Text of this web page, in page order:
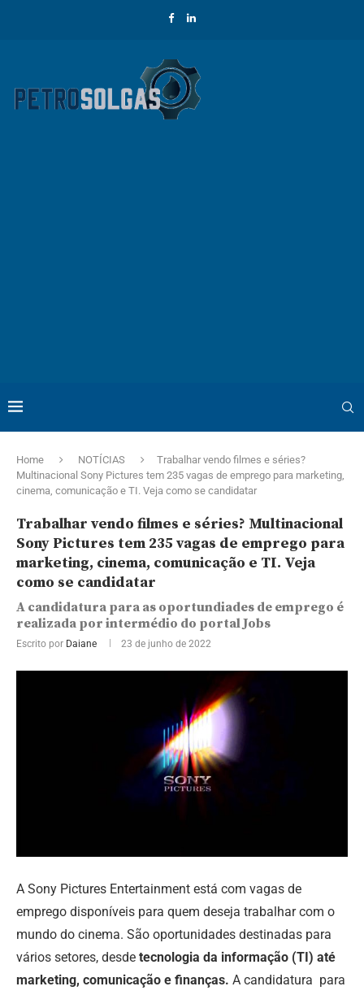
Home NOTÍCIAS
Trabalhar vendo filmes e séries?
Multinacional Sony Pictures tem 235 vagas de emprego para marketing,
cinema, comunicação e TI. Veja como se candidatar
Trabalhar vendo filmes e séries? Multinacional
Sony Pictures tem 235 vagas de emprego para
marketing, cinema, comunicação e TI. Veja
como se candidatar
A candidatura para as oportundiades de emprego é
realizada por intermédio do portal Jobs
Escrito por Daiane 23 de junho de 2022
A Sony Pictures Entertainment está com vagas de
emprego disponíveis para quem deseja trabalhar com o
mundo do cinema. São oportunidades destinadas para
vários setores, desde tecnologia da informação (TI) até
marketing, comunicação e finanças. A candidatura para